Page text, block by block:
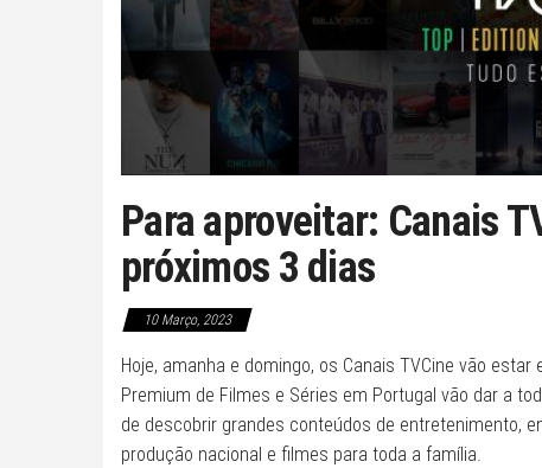
Para aproveitar: Canais
próximos 3 dias
10 Março, 2023
Hoje, amanha e domingo, os Canais TVCine vão
Premium de Filmes e Séries em Portugal vão dar a
de descobrir grandes conteúdos de entretenimento,
produção nacional e filmes para toda a família.